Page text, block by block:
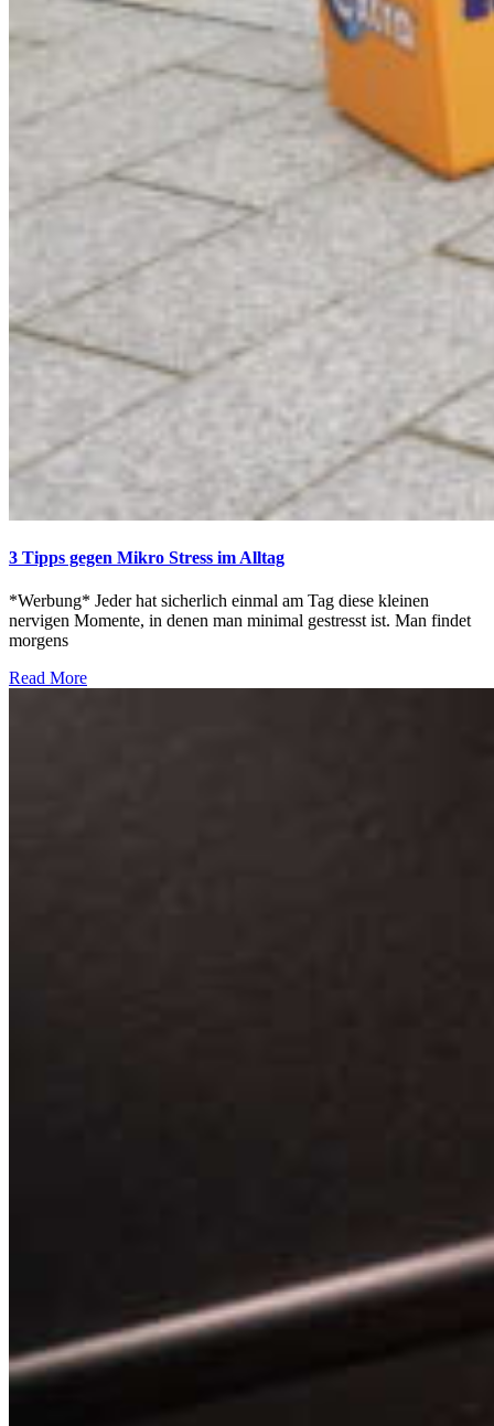
3 Tipps gegen Mikro Stress im Alltag
*Werbung* Jeder hat sicherlich einmal am Tag diese kleinen
nervigen Momente, in denen man minimal gestresst ist. Man findet
morgens
Read More